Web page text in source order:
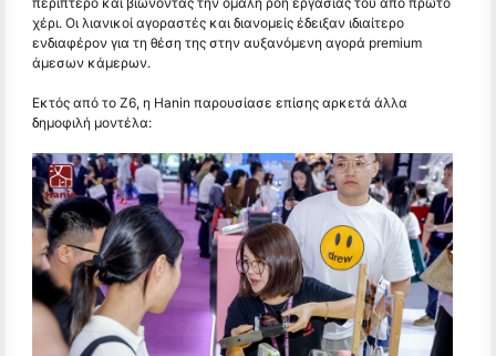
χέρι. Οι λιανικοί αγοραστές και διανομείς έδειξαν ιδιαίτερο
ενδιαφέρον για τη θέση της στην αυξανόμενη αγορά premium
άμεσων κάμερων.
Εκτός από το Z6, η Hanin παρουσίασε επίσης αρκετά άλλα
δημοφιλή μοντέλα: